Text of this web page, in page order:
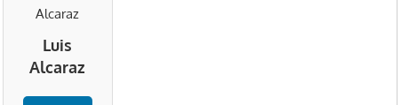
Luis
Alcaraz